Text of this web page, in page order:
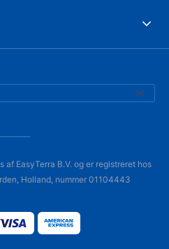
af EasyTerra B.V. og er registreret hos
Holland, nummer 01104443